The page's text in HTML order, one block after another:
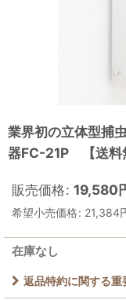
業界初の立体型捕
器FC-21P 【送料
販売価格: 19,580
希望小売価格: 21,384
在庫なし
返品特約に関する重